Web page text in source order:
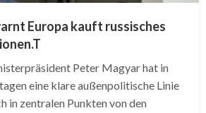
Europa kauft russisches
Peter Magyar hat in
eine klare außenpolitische Linie
in zentralen Punkten von den